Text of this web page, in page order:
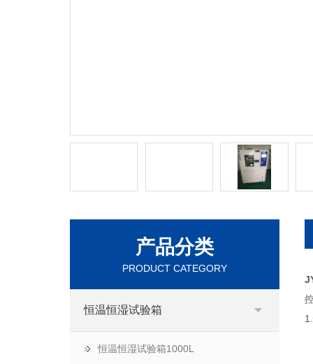
产品分类
PRODUCT CATEGORY
恒温恒湿试验箱
恒温恒湿试验箱1000L